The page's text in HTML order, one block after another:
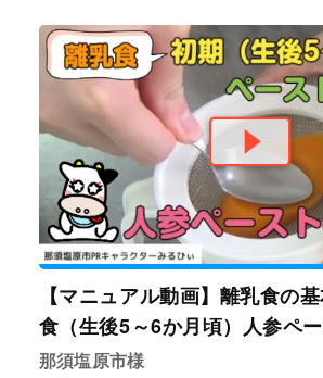
【マニュアル動画】離乳食の
食（生後5～6か月頃）人参ペ
那須塩原市様